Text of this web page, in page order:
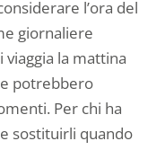
l’ora del
giornaliere
viaggia la mattina
potrebbero
Per chi ha
sostituirli quando